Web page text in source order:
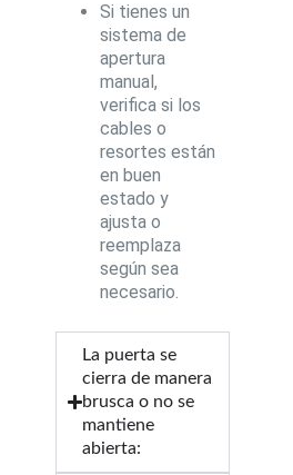
Si tienes un
sistema de
apertura
manual,
verifica si los
cables o
resortes están
en buen
estado y
ajusta o
reemplaza
según sea
necesario.
La puerta se
cierra de manera
brusca o no se
mantiene
abierta: